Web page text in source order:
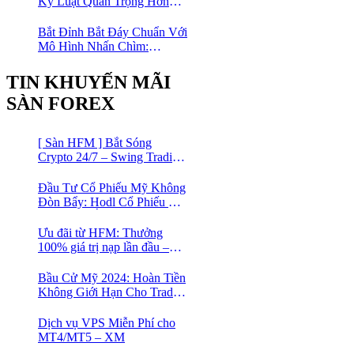
Bắt Đỉnh Bắt Đáy Chuẩn Với
Mô Hình Nhấn Chìm:
Forex Đơn Giản Cho Mọi
Trader
TIN KHUYẾN MÃI
SÀN FOREX
[ Sàn HFM ] Bắt Sóng
Crypto 24/7 – Swing Trading
1:1000
Đầu Tư Cổ Phiếu Mỹ Không
Đòn Bẩy: Hodl Cổ Phiếu Mỹ
Nhuận Đều Đều | cổ phiếu
CFD
Ưu đãi từ HFM: Thưởng
100% giá trị nạp lần đầu –
Thị Trường Ngay!
Bầu Cử Mỹ 2024: Hoàn Tiền
Không Giới Hạn Cho Trader
Dịch vụ VPS Miễn Phí cho
MT4/MT5 – XM